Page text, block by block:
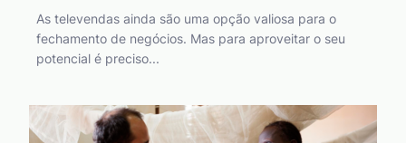
As televendas ainda são uma opção valiosa para o
fechamento de negócios. Mas para aproveitar o seu
potencial é preciso...